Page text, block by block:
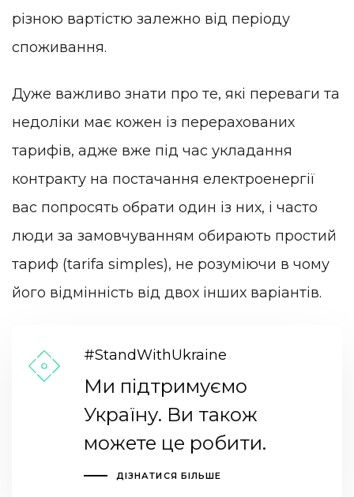
різною вартістю залежно від періоду
споживання.
Дуже важливо знати про те, які переваги та
недоліки має кожен із перерахованих
тарифів, адже вже під час укладання
контракту на постачання електроенергії
вас попросять обрати один із них, і часто
люди за замовчуванням обирають простий
тариф (tarifa simples), не розуміючи в чому
його відмінність від двох інших варіантів.
#StandWithUkraine
Ми підтримуємо
Україну. Ви також
можете це робити.
ДІЗНАТИСЯ БІЛЬШЕ